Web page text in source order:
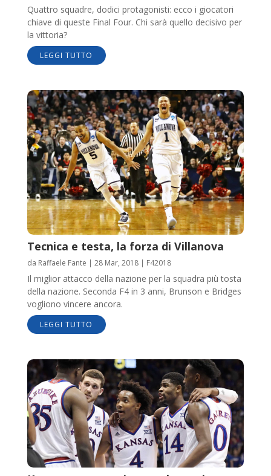
Quattro squadre, dodici protagonisti: ecco i giocatori
chiave di queste Final Four. Chi sarà quello decisivo per
la vittoria?
LEGGI TUTTO
Tecnica e testa, la forza di Villanova
da Raffaele Fante | 28 Mar, 2018| F42018
Il miglior attacco della nazione per la squadra più tosta
della nazione. Seconda F4 in 3 anni, Brunson e Bridges
vogliono vincere ancora.
LEGGI TUTTO